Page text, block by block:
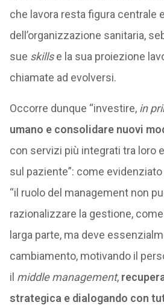
che lavora resta figura centrale
dell’organizzazione sanitaria,
sue skillse la sua proiezione
chiamate ad evolversi.
Occorre dunque “investire, in
umano e consolidare nuovi
con servizi più integrati tra loro
sul paziente”: come evidenziato
“il ruolo del management non
razionalizzare la gestione,
larga parte, ma deve
cambiamento, motivando il
il middle management,
strategica e dialogando con